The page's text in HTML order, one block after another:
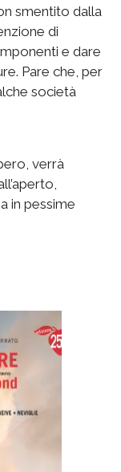
smentito dalla
di
e dare
Pare che, per
società
verrà
in pessime